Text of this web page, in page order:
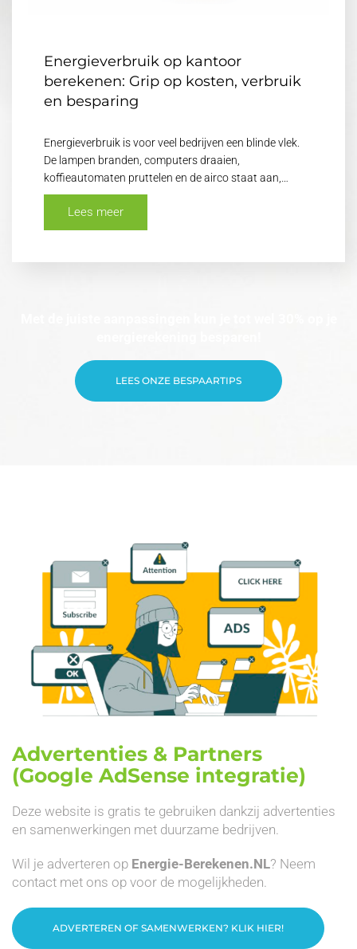
Energieverbruik op kantoor
berekenen: Grip op kosten, verbruik
en besparing
Energieverbruik is voor veel bedrijven een blinde vlek.
De lampen branden, computers draaien,
koffieautomaten pruttelen en de airco staat aan,…
Lees meer
LEES ONZE BESPAARTIPS
Advertenties & Partners
(Google AdSense integratie)
Deze website is gratis te gebruiken dankzij advertenties
en samenwerkingen met duurzame bedrijven.
Wil je adverteren op Energie-Berekenen.NL? Neem
contact met ons op voor de mogelijkheden.
ADVERTEREN OF SAMENWERKEN? KLIK HIER!